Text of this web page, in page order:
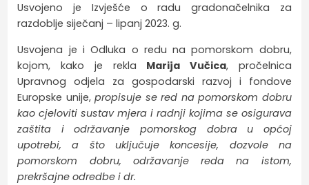
Usvojeno je Izvješće o radu gradonačelnika za
razdoblje siječanj – lipanj 2023. g.
Usvojena je i Odluka o redu na pomorskom dobru,
kojom, kako je rekla Marija Vučica, pročelnica
Upravnog odjela za gospodarski razvoj i fondove
Europske unije,propisuje se red na pomorskom dobru
kao cjeloviti sustav mjera i radnji kojima se osigurava
zaštita i održavanje pomorskog dobra u općoj
upotrebi, a što uključuje koncesije, dozvole na
pomorskom dobru, održavanje reda na istom,
prekršajne odredbe i dr.